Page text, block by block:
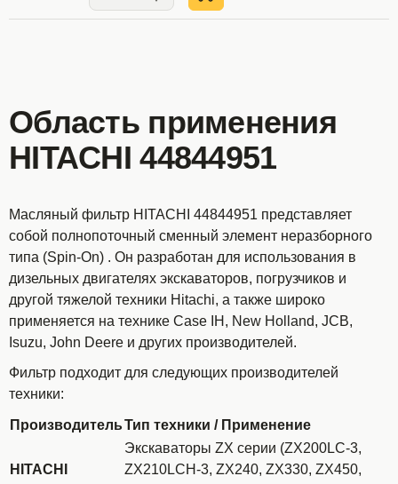
Область применения
HITACHI 44844951
Масляный фильтр HITACHI 44844951 представляет
собой полнопоточный сменный элемент неразборного
типа (Spin-On) . Он разработан для использования в
дизельных двигателях экскаваторов, погрузчиков и
другой тяжелой техники Hitachi, а также широко
применяется на технике Case IH, New Holland, JCB,
Isuzu, John Deere и других производителей.
Фильтр подходит для следующих производителей
техники:
ПроизводительТип техники / Применение
HITACHI
Экскаваторы ZX серии (ZX200LC-3,
ZX210LCH-3, ZX240, ZX330, ZX450,